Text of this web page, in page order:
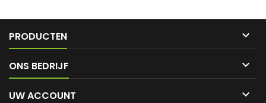
PRODUCTEN 
ONS BEDRIJF 
UW ACCOUNT 